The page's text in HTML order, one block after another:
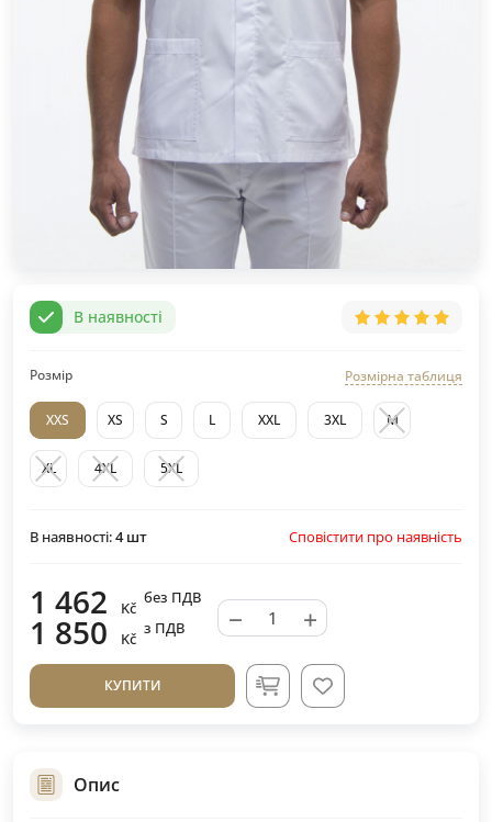
В наявності
Розмір Розмірна таблиця
XXS XS S L XXL 3XL M
XL 4XL 5XL
В наявності:4шт Сповістити про наявність
1 462 Kč
без ПДВ
1 850 Kč
з ПДВ − +
КУПИТИ
Опис